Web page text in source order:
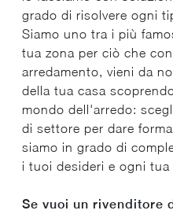
grado di risolvere ogni
Siamo uno tra i più
tua zona per ciò che
arredamento, vieni da
della tua casa
mondo dell'arredo:
di settore per dare
siamo in grado di
i tuoi desideri e ogni
Se vuoi un rivenditore